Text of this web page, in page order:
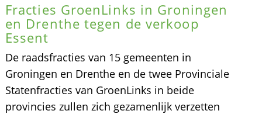
Fracties GroenLinks in Groningen
en Drenthe tegen de verkoop
Essent
De raadsfracties van 15 gemeenten in
Groningen en Drenthe en de twee Provinciale
Statenfracties van GroenLinks in beide
provincies zullen zich gezamenlijk verzetten